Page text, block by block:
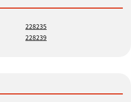
228235
228239